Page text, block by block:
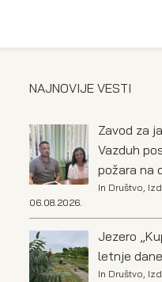
NAJNOVIJE VESTI
Zavod za
Vazduh
požara na
In Društvo,
06.08.2026.
Jezero
letnje dane
In Društvo,